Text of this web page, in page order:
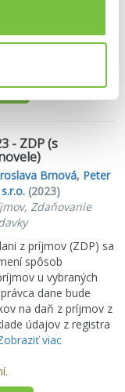
- ZDP (s
Brnová, Peter
(2023)
Zdaňovanie
z príjmov (ZDP) sa
spôsob
u vybraných
dane bude
na daň z príjmov z
údajov z registra
viac